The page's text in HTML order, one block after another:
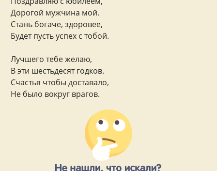
Дорогой мужчина мой.
Стань богаче, здоровее,
Будет пусть успех с тобой.
Лучшего тебе желаю,
В эти шестьдесят годков.
Счастья чтобы доставало,
Не было вокруг врагов.